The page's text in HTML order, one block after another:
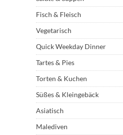
Fisch & Fleisch
Vegetarisch
Quick Weekday Dinner
Tartes & Pies
Torten & Kuchen
Süßes & Kleingebäck
Asiatisch
Malediven